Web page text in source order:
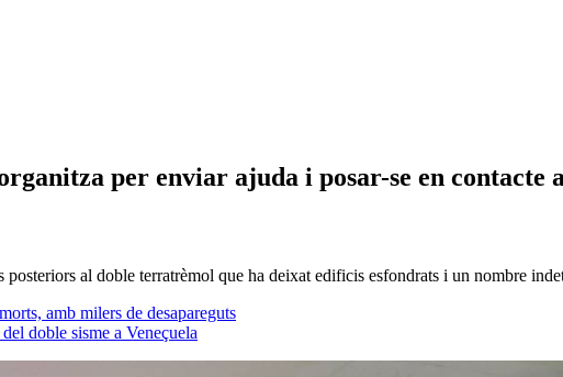
per enviar ajuda i posar-se en contacte
al doble terratrèmol que ha deixat edificis esfondrats i un nombre
amb milers de desapareguts
doble sisme a Veneçuela